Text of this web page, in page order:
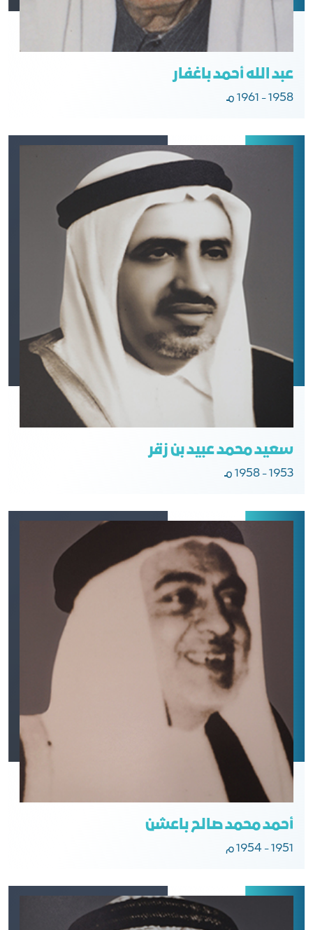
عبد الله أحمد باغفار
1958 - 1961 مـ
سعيد محمد عبيد بن زقر
1953 - 1958 مـ
أحمد محمد صالح باعشن
1951 - 1954 م